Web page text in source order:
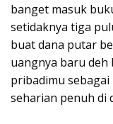
banget masuk
setidaknya tiga
buat dana putar
uangnya baru
pribadimu
seharian penuh di